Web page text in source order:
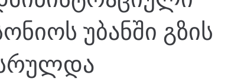
უბანში გზის